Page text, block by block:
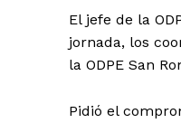
El jefe de la
jornada, los
la ODPE San
Pidió el